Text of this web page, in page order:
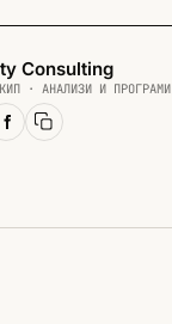
Consulting
· АНАЛИЗИ И ПРОГРАМИ
Копирай линк